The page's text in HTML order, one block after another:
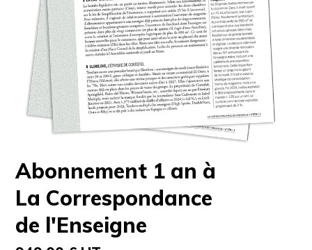
Abonnement 1 an à
La Correspondance
de l'Enseigne